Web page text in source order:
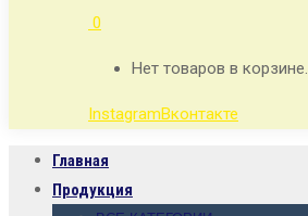
0
Нет товаров в корзине.
InstagramВконтакте
Главная
Продукция